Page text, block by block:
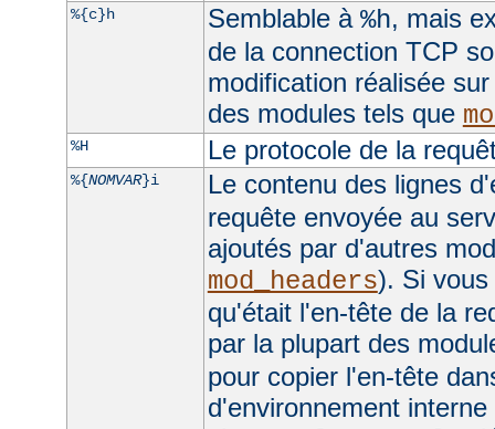
%{c}h Semblable à %h, mais
de la connection TCP
modification réalisée
des modules tels que
%H Le protocole de la
%{NOMVAR}i
Le contenu des lignes
requête envoyée au
ajoutés par d'autres
mod_headers). Si
qu'était l'en-tête de la
par la plupart des
pour copier l'en-tête
d'environnement